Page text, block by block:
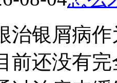
治银屑病
前还没有